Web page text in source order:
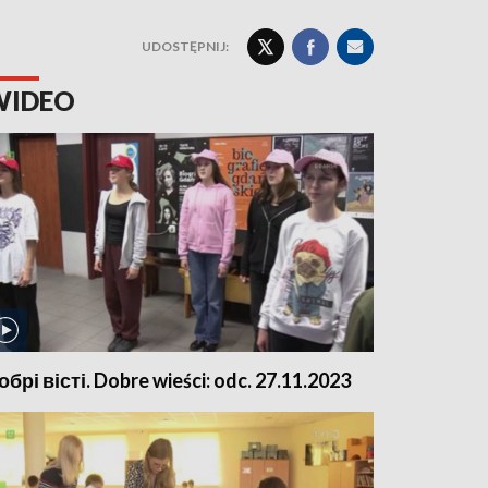
UDOSTĘPNIJ:
вісті. Dobre wieści: odc. 27.11.2023